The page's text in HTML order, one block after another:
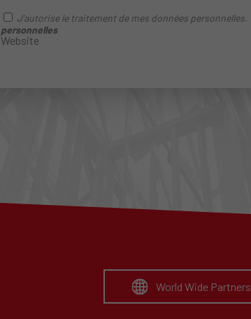
J'autorise le traitement de mes données personnelles.
personnelles
Website
World Wide Partners